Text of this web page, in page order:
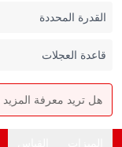
القدرة المحددة
قاعدة العجلات
هل تريد معرفة